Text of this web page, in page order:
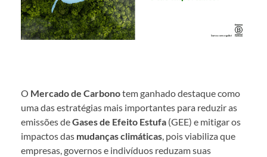
O Mercado de Carbonotem ganhado destaque como
uma das estratégias mais importantes para reduzir as
emissões deGases de Efeito Estufa (GEE) e mitigar os
impactos das mudanças climáticas, pois viabiliza que
empresas, governos e indivíduos reduzam suas